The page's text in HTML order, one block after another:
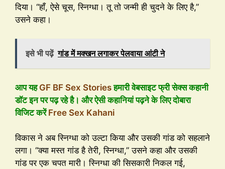
दिया। “हाँ, ऐसे चूस, स्निग्धा। तू तो जन्मी ही चुदने के लिए है,”
उसने कहा।
इसे भी पढ़ें गांड में मक्खन लगाकर पेलवाया आंटी ने
आप यहGF BF Sex Storiesहमारी वेबसाइट फ्री सेक्स कहानी
डॉट इन पर पढ़ रहे है। और ऐसी कहानियां पढ़ने के लिए दोबारा
विजिट करेंFree Sex Kahani
विकास ने अब स्निग्धा को उल्टा किया और उसकी गांड को सहलाने
लगा। “क्या मस्त गांड है तेरी, स्निग्धा,” उसने कहा और उसकी
गांड पर एक चपत मारी। स्निग्धा की सिसकारी निकल गई,